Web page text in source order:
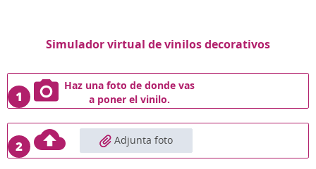
Simulador virtual de vinilos decorativos
1
Haz una foto de donde vas
a poner el vinilo.
2 Adjunta foto